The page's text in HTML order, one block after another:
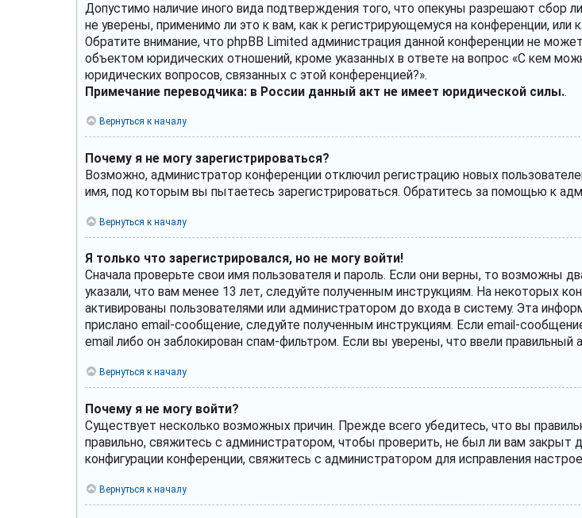
Допустимо наличие иного вида подтверждения того, что опекуны разрешают сбор
не уверены, применимо ли это к вам, как к регистрирующемуся на конференции,
Обратите внимание, что phpBB Limited администрация данной конференции не
объектом юридических отношений, кроме указанных в ответе на вопрос «С кем
юридических вопросов, связанных с этой конференцией?».
Примечание переводчика: в России данный акт не имеет юридической силы..
Вернуться к началу
Почему я не могу зарегистрироваться?
Возможно, администратор конференции отключил регистрацию новых
имя, под которым вы пытаетесь зарегистрироваться. Обратитесь за помощью к
Вернуться к началу
Я только что зарегистрировался, но не могу войти!
Сначала проверьте свои имя пользователя и пароль. Если они верны, то возможны
указали, что вам менее 13 лет, следуйте полученным инструкциям. На некоторых
активированы пользователями или администратором до входа в систему. Эта
прислано email-сообщение, следуйте полученным инструкциям. Если email-
email либо он заблокирован спам-фильтром. Если вы уверены, что ввели
Вернуться к началу
Почему я не могу войти?
Существует несколько возможных причин. Прежде всего убедитесь, что вы
правильно, свяжитесь с администратором, чтобы проверить, не был ли вам
конфигурации конференции, свяжитесь с администратором для исправления
Вернуться к началу